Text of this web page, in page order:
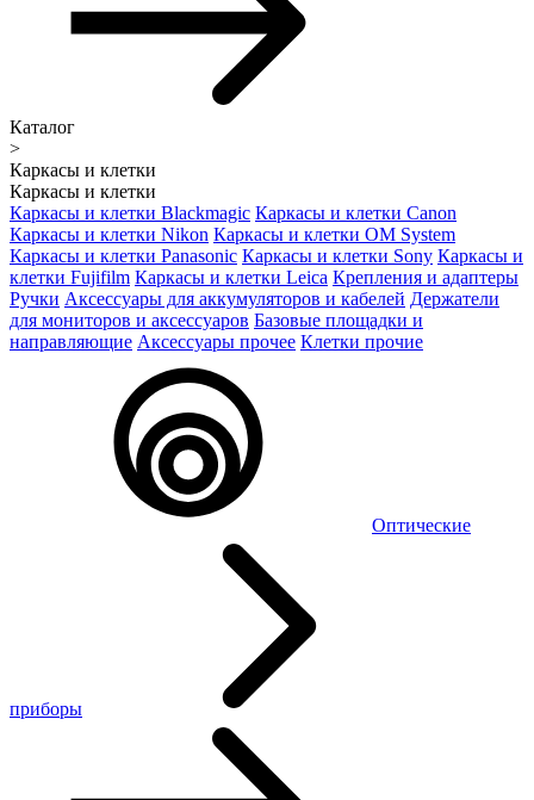
Каталог
>
Каркасы и клетки
Каркасы и клетки
Каркасы и клетки Blackmagic Каркасы и клетки Canon
Каркасы и клетки Nikon Каркасы и клетки OM System
Каркасы и клетки Panasonic Каркасы и клетки Sony Каркасы и
клетки Fujifilm Каркасы и клетки Leica Крепления и адаптеры
Ручки Аксессуары для аккумуляторов и кабелей Держатели
для мониторов и аксессуаров Базовые площадки и
направляющие Аксессуары прочее Клетки прочие
Оптические
приборы